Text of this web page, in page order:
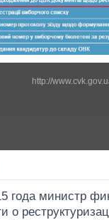
http://
года министр
о